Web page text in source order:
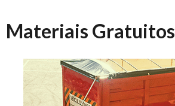
Materiais Gratuitos